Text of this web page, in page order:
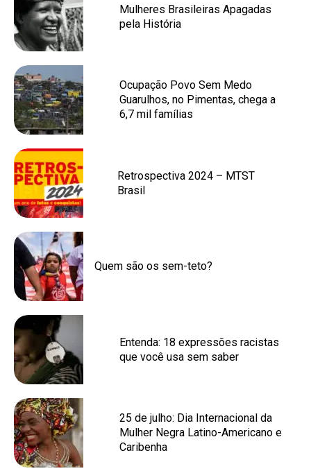
Mulheres Brasileiras Apagadas
pela História
Ocupação Povo Sem Medo
Guarulhos, no Pimentas, chega a
6,7 mil famílias
Retrospectiva 2024 – MTST
Brasil
Quem são os sem-teto?
Entenda: 18 expressões racistas
que você usa sem saber
25 de julho: Dia Internacional da
Mulher Negra Latino-Americano e
Caribenha